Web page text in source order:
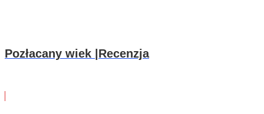
Pozłacany wiek |Recenzja